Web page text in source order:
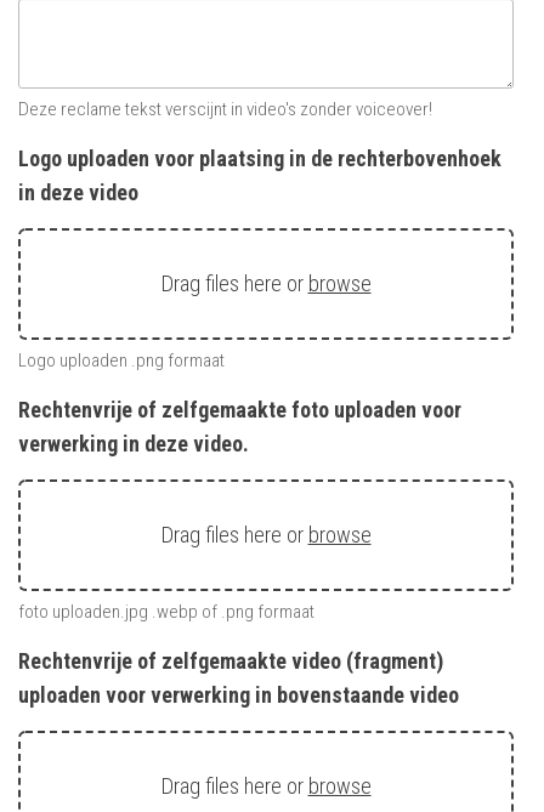
Deze reclame tekst verscijnt in video's zonder voiceover!
Logo uploaden voor plaatsing in de rechterbovenhoek
in deze video
Drag files here or browse
Logo uploaden .png formaat
Rechtenvrije of zelfgemaakte foto uploaden voor
verwerking in deze video.
Drag files here or browse
foto uploaden.jpg .webp of .png formaat
Rechtenvrije of zelfgemaakte video (fragment)
uploaden voor verwerking in bovenstaande video
Drag files here or browse